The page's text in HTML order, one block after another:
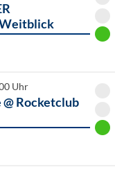
Weitblick
Uhr
Rocketclub